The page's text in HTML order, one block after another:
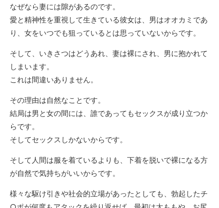
なぜなら妻には隙があるのです。
愛と精神性を重視して生きている彼女は、男はオオカミであ
り、女をいつでも狙っているとは思っていないからです。
そして、いきさつはどうあれ、妻は裸にされ、男に抱かれて
しまいます。
これは間違いありません。
その理由は自然なことです。
結局は男と女の間には、誰であってもセックスが成り立つか
らです。
そしてセックスしかないからです。
そして人間は服を着ているよりも、下着を脱いで裸になる方
が自然で気持ちがいいからです。
様々な駆け引きや社会的立場があったとしても、勃起したチ